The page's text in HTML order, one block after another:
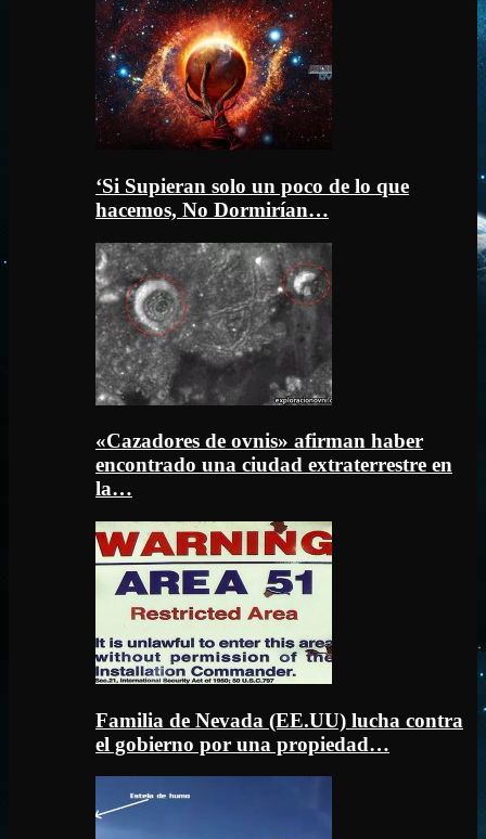
‘Si Supieran solo un poco de lo que
hacemos, No Dormirían…
«Cazadores de ovnis» afirman haber
encontrado una ciudad extraterrestre en
la…
Familia de Nevada (EE.UU) lucha contra
el gobierno por una propiedad…